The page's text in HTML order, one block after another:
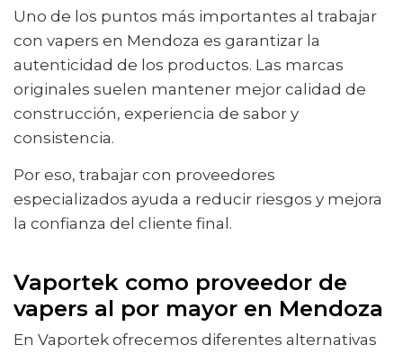
Uno de los puntos más importantes al trabajar
con vapers en Mendoza es garantizar la
autenticidad de los productos. Las marcas
originales suelen mantener mejor calidad de
construcción, experiencia de sabor y
consistencia.
Por eso, trabajar con proveedores
especializados ayuda a reducir riesgos y mejora
la confianza del cliente final.
Vaportek como proveedor de
vapers al por mayor en Mendoza
En Vaportek ofrecemos diferentes alternativas